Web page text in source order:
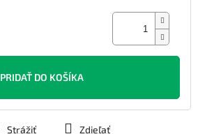
PRIDAŤ DO KOŠÍKA
Strážiť Zdieľať